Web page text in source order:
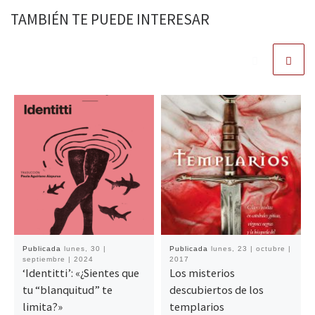
TAMBIÉN TE PUEDE INTERESAR
Publicada lunes, 30 |
septiembre | 2024
‘Identitti’: «¿Sientes que
tu “blanquitud” te
limita?»
Publicada lunes, 23 | octubre |
2017
Los misterios
descubiertos de los
templarios